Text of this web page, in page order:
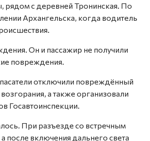
рядом с деревней Тронинская. По
Архангельска, когда водитель
Он и пассажир не получили
повреждения.
отключили повреждённый
а также организовали
Госавтоинспекции.
При разъезде со встречным
после включения дальнего света